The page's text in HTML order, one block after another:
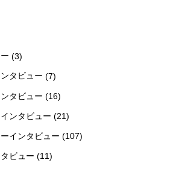
(3)
タビュー (7)
タビュー (16)
ンタビュー (21)
インタビュー (107)
ビュー (11)